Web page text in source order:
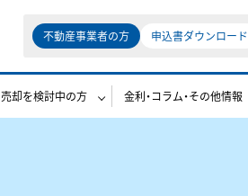
不動産事業者の方 申込書ダウンロード
売却を検討中の方 金利・コラム・その他情報